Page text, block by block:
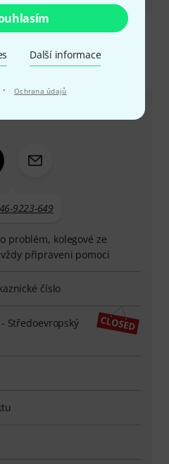
Další informace
· Ochrana údajů
nás
- Česko
9223-649
problém, kolegové ze
připraveni pomoci
číslo
Středoevropský